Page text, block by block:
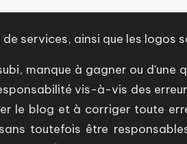
services, ainsi que les
manque à gagner ou d'une
vis-à-vis des
le blog et à corriger toute
toutefois être